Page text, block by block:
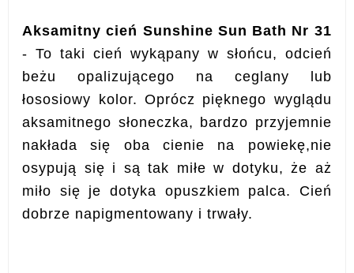
Aksamitny cień Sunshine Sun Bath Nr 31
- To taki cień wykąpany w słońcu, odcień
beżu opalizującego na ceglany lub
łososiowy kolor. Oprócz pięknego wyglądu
aksamitnego słoneczka, bardzo przyjemnie
nakłada się oba cienie na powiekę,nie
osypują się i są tak miłe w dotyku, że aż
miło się je dotyka opuszkiem palca. Cień
dobrze napigmentowany i trwały.